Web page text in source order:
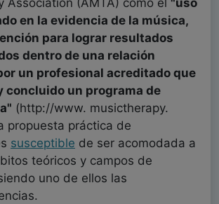
Association (AMTA) como el "uso
en la evidencia de la música,
para lograr resultados
dentro de una relación
un profesional acreditado que
concluido un programa de
(http://www. musictherapy.
propuesta práctica de
susceptible de ser acomodada a
teóricos y campos de
uno de ellos las